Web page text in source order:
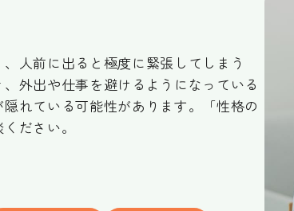
人前に出ると極度に緊張してしまう
外出や仕事を避けるようになっている
れている可能性があります。「性格の
ださい。